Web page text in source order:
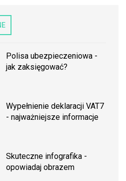
Polisa ubezpieczeniowa -
jak zaksięgować?
Wypełnienie deklaracji VAT7
- najważniejsze informacje
Skuteczne infografika -
opowiadaj obrazem